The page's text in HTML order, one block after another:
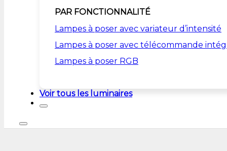
PAR FONCTIONNALITÉ
Lampes à poser avec variateur d’intensité
Lampes à poser avec télécommande
Lampes à poser RGB
Voir tous les luminaires